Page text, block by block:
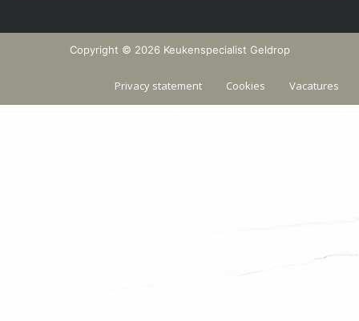
Copyright © 2026 Keukenspecialist Geldrop
Privacy statement Cookies Vacatures